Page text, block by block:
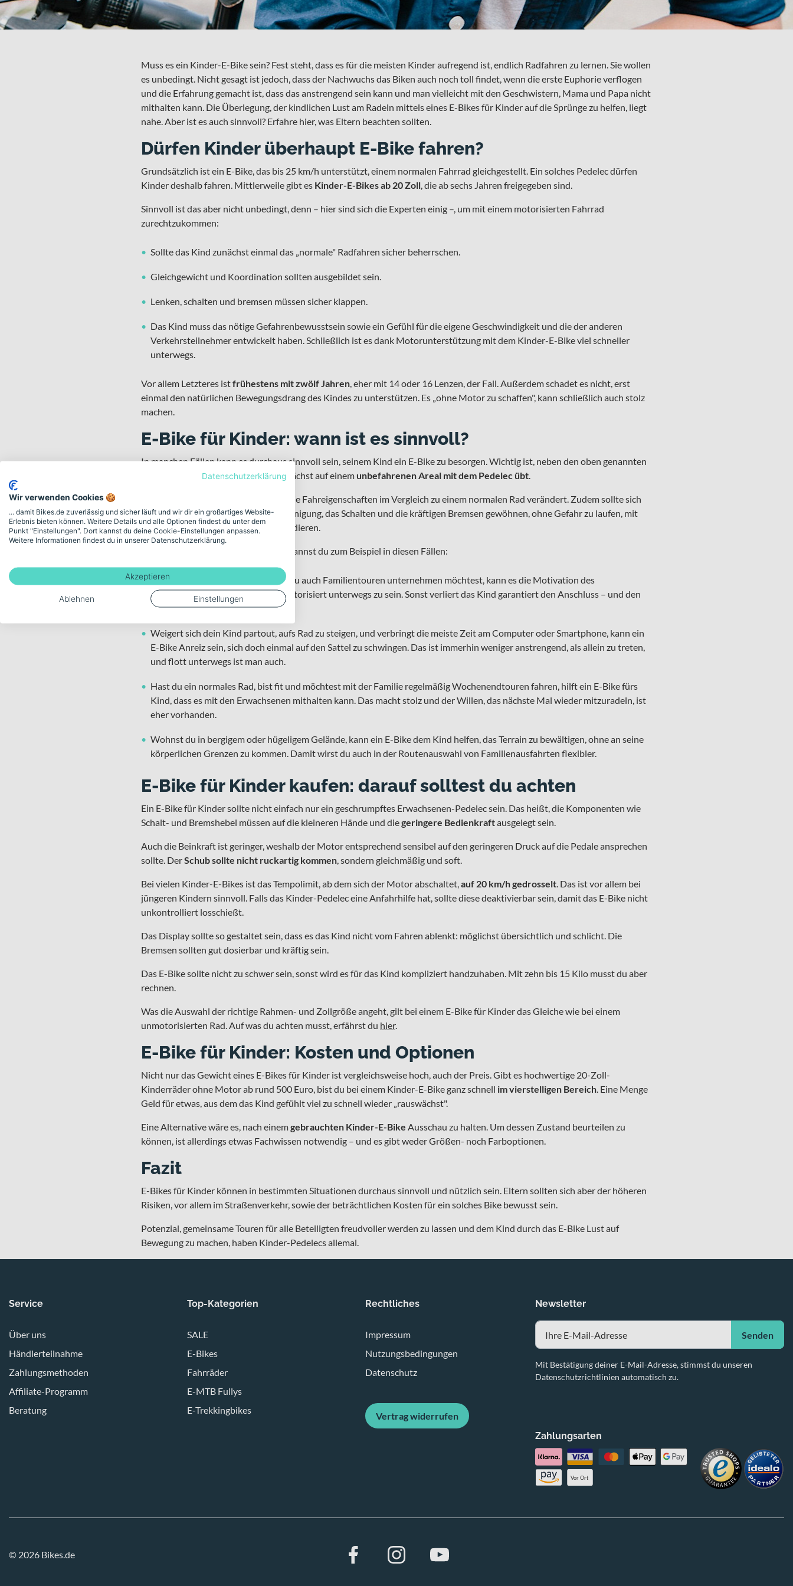
Muss es ein Kinder-E-Bike sein? Fest steht, dass es für die meisten Kinder aufregend ist, endlich Radfahren zu lernen. Sie wollen
es unbedingt. Nicht gesagt ist jedoch, dass der Nachwuchs das Biken auch noch toll findet, wenn die erste Euphorie verflogen
und die Erfahrung gemacht ist, dass das anstrengend sein kann und man vielleicht mit den Geschwistern, Mama und Papa nicht
mithalten kann. Die Überlegung, der kindlichen Lust am Radeln mittels eines E-Bikes für Kinder auf die Sprünge zu helfen, liegt
nahe. Aber ist es auch sinnvoll? Erfahre hier, was Eltern beachten sollten.
Dürfen Kinder überhaupt E-Bike fahren?
Grundsätzlich ist ein E-Bike, das bis 25 km/h unterstützt, einem normalen Fahrrad gleichgestellt. Ein solches Pedelec dürfen
Kinder deshalb fahren. Mittlerweile gibt es Kinder-E-Bikes ab 20 Zoll, die ab sechs Jahren freigegeben sind.
Sinnvoll ist das aber nicht unbedingt, denn – hier sind sich die Experten einig –, um mit einem motorisierten Fahrrad
zurechtzukommen:
Sollte das Kind zunächst einmal das „normale" Radfahren sicher beherrschen.
Gleichgewicht und Koordination sollten ausgebildet sein.
Lenken, schalten und bremsen müssen sicher klappen.
Das Kind muss das nötige Gefahrenbewusstsein sowie ein Gefühl für die eigene Geschwindigkeit und die der anderen
Verkehrsteilnehmer entwickelt haben. Schließlich ist es dank Motorunterstützung mit dem Kinder-E-Bike viel schneller
unterwegs.
Vor allem Letzteres istfrühestens mit zwölf Jahren, eher mit 14 oder 16 Lenzen, der Fall. Außerdem schadet es nicht, erst
einmal den natürlichen Bewegungsdrang des Kindes zu unterstützen. Es „ohne Motor zu schaffen", kann schließlich auch stolz
machen.
E-Bike für Kinder: wann ist es sinnvoll?
In manchen Fällen kann es durchaus sinnvoll sein, seinem Kind ein E-Bike zu besorgen. Wichtig ist, neben den oben genannten
Fähigkeiten, dass der Nachwuchs zunächst auf einem unbefahrenen Areal mit dem Pedelec übt.
Das Kinder-E-Bike ist schwerer, was die Fahreigenschaften im Vergleich zu einem normalen Rad verändert. Zudem sollte sich
der Nachwuchs an die Motorbeschleunigung, das Schalten und die kräftigen Bremsen gewöhnen, ohne Gefahr zu laufen, mit
anderen Verkehrsteilnehmern zu kollidieren.
Nachdenken über ein Kinder-E-Bike kannst du zum Beispiel in diesen Fällen:
Hast du selbst ein E-Bike, mit dem du auch Familientouren unternehmen möchtest, kann es die Motivation des
Nachwuchses stärken, ebenfalls motorisiert unterwegs zu sein. Sonst verliert das Kind garantiert den Anschluss – und den
Spaß.
Weigert sich dein Kind partout, aufs Rad zu steigen, und verbringt die meiste Zeit am Computer oder Smartphone, kann ein
E-Bike Anreiz sein, sich doch einmal auf den Sattel zu schwingen. Das ist immerhin weniger anstrengend, als allein zu treten,
und flott unterwegs ist man auch.
Hast du ein normales Rad, bist fit und möchtest mit der Familie regelmäßig Wochenendtouren fahren, hilft ein E-Bike fürs
Kind, dass es mit den Erwachsenen mithalten kann. Das macht stolz und der Willen, das nächste Mal wieder mitzuradeln, ist
eher vorhanden.
Wohnst du in bergigem oder hügeligem Gelände, kann ein E-Bike dem Kind helfen, das Terrain zu bewältigen, ohne an seine
körperlichen Grenzen zu kommen. Damit wirst du auch in der Routenauswahl von Familienausfahrten flexibler.
E-Bike für Kinder kaufen: darauf solltest du achten
Ein E-Bike für Kinder sollte nicht einfach nur ein geschrumpftes Erwachsenen-Pedelec sein. Das heißt, die Komponenten wie
Schalt- und Bremshebel müssen auf die kleineren Hände und diegeringere Bedienkraftausgelegt sein.
Auch die Beinkraft ist geringer, weshalb der Motor entsprechend sensibel auf den geringeren Druck auf die Pedale ansprechen
sollte. DerSchub sollte nicht ruckartig kommen, sondern gleichmäßig und soft.
Bei vielen Kinder-E-Bikes ist das Tempolimit, ab dem sich der Motor abschaltet,auf 20 km/h gedrosselt. Das ist vor allem bei
jüngeren Kindern sinnvoll. Falls das Kinder-Pedelec eine Anfahrhilfe hat, sollte diese deaktivierbar sein, damit das E-Bike nicht
unkontrolliert losschießt.
Das Display sollte so gestaltet sein, dass es das Kind nicht vom Fahren ablenkt: möglichst übersichtlich und schlicht. Die
Bremsen sollten gut dosierbar und kräftig sein.
Das E-Bike sollte nicht zu schwer sein, sonst wird es für das Kind kompliziert handzuhaben. Mit zehn bis 15 Kilo musst du aber
rechnen.
Was die Auswahl der richtige Rahmen- und Zollgröße angeht, gilt bei einem E-Bike für Kinder das Gleiche wie bei einem
unmotorisierten Rad. Auf was du achten musst, erfährst du hier.
E-Bike für Kinder: Kosten und Optionen
Nicht nur das Gewicht eines E-Bikes für Kinder ist vergleichsweise hoch, auch der Preis. Gibt es hochwertige 20-Zoll-
Kinderräder ohne Motor ab rund 500 Euro, bist du bei einem Kinder-E-Bike ganz schnell im vierstelligen Bereich. Eine Menge
Geld für etwas, aus dem das Kind gefühlt viel zu schnell wieder „rauswächst".
Eine Alternative wäre es, nach einemgebrauchten Kinder-E-Bike Ausschau zu halten. Um dessen Zustand beurteilen zu
können, ist allerdings etwas Fachwissen notwendig – und es gibt weder Größen- noch Farboptionen.
Fazit
E-Bikes für Kinder können in bestimmten Situationen durchaus sinnvoll und nützlich sein. Eltern sollten sich aber der höheren
Risiken, vor allem im Straßenverkehr, sowie der beträchtlichen Kosten für ein solches Bike bewusst sein.
Potenzial, gemeinsame Touren für alle Beteiligten freudvoller werden zu lassen und dem Kind durch das E-Bike Lust auf
Bewegung zu machen, haben Kinder-Pedelecs allemal.
Service
Über uns
Händlerteilnahme
Zahlungsmethoden
Affiliate-Programm
Beratung
Top-Kategorien
SALE
E-Bikes
Fahrräder
E-MTB Fullys
E-Trekkingbikes
Rechtliches
Impressum
Nutzungsbedingungen
Datenschutz
Vertrag widerrufen
Newsletter
Senden
Mit Bestätigung deiner E-Mail-Adresse, stimmst du unseren
Datenschutzrichtlinien automatisch zu.
Zahlungsarten
Vor Ort
© 2026 Bikes.de
Datenschutzerklärung
Wir verwenden Cookies 🍪
... damit Bikes.de zuverlässig und sicher läuft und wir dir ein großartiges Website-
Erlebnis bieten können. Weitere Details und alle Optionen findest du unter dem
Punkt "Einstellungen". Dort kannst du deine Cookie-Einstellungen anpassen.
Weitere Informationen findest du in unserer Datenschutzerklärung.
Akzeptieren
Ablehnen Einstellungen